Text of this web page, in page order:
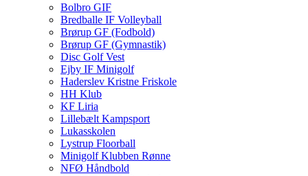
Bolbro GIF
Bredballe IF Volleyball
Brørup GF (Fodbold)
Brørup GF (Gymnastik)
Disc Golf Vest
Ejby IF Minigolf
Haderslev Kristne Friskole
HH Klub
KF Liria
Lillebælt Kampsport
Lukasskolen
Lystrup Floorball
Minigolf Klubben Rønne
NFØ Håndbold